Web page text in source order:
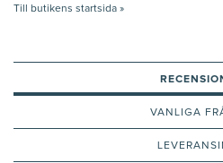
Till butikens startsida »
VANLIGA